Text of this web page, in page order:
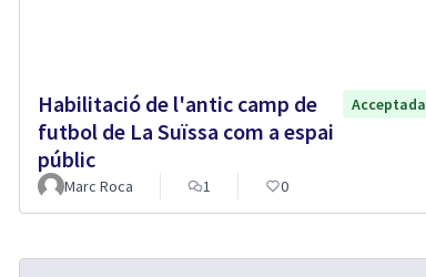
Habilitació de l'antic camp de
futbol de La Suïssa com a espai
públic
Acceptada
Marc Roca 1 0